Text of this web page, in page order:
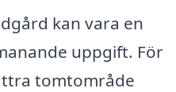
kan vara en
uppgift. För
tomtområde